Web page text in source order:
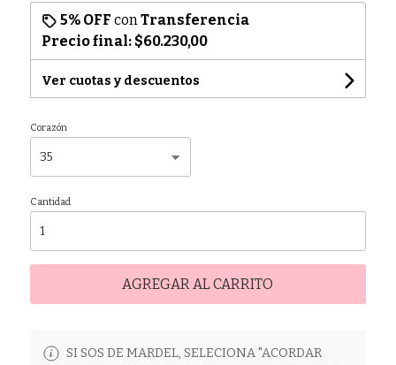
5% OFF con Transferencia
Precio final: $60.230,00
Ver cuotas y descuentos
Corazón
Cantidad
AGREGAR AL CARRITO
SI SOS DE MARDEL, SELECIONA "ACORDAR